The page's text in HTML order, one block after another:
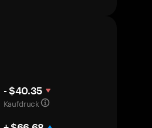
- $40.35
Kaufdruck